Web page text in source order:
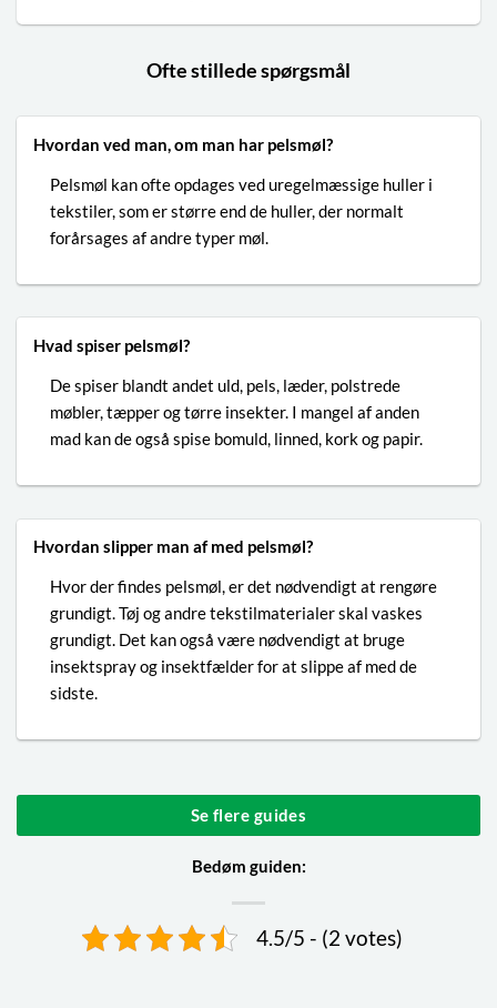
Ofte stillede spørgsmål
Hvordan ved man, om man har pelsmøl?
Pelsmøl kan ofte opdages ved uregelmæssige huller i
tekstiler, som er større end de huller, der normalt
forårsages af andre typer møl.
Hvad spiser pelsmøl?
De spiser blandt andet uld, pels, læder, polstrede
møbler, tæpper og tørre insekter. I mangel af anden
mad kan de også spise bomuld, linned, kork og papir.
Hvordan slipper man af med pelsmøl?
Hvor der findes pelsmøl, er det nødvendigt at rengøre
grundigt. Tøj og andre tekstilmaterialer skal vaskes
grundigt. Det kan også være nødvendigt at bruge
insektspray og insektfælder for at slippe af med de
sidste.
Se flere guides
Bedøm guiden:
4.5/5 - (2 votes)